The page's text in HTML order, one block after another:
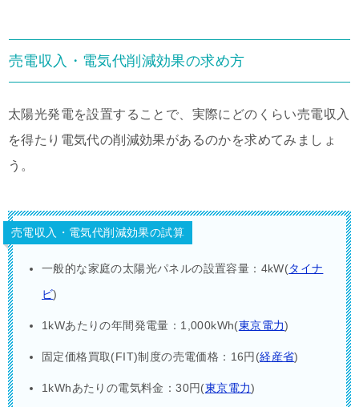
売電収入・電気代削減効果の求め方
太陽光発電を設置することで、実際にどのくらい売電収入
を得たり電気代の削減効果があるのかを求めてみましょ
う。
売電収入・電気代削減効果の試算
一般的な家庭の太陽光パネルの設置容量：4kW(タイナ
ビ)
1kWあたりの年間発電量：1,000kWh(東京電力)
固定価格買取(FIT)制度の売電価格：16円(経産省)
1kWhあたりの電気料金：30円(東京電力)